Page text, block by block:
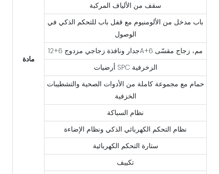
مادة
سقف من الألياف المركبة
باب مدخل من الألومنيوم مع قفل باب للتحكم الذكي في
الوصول
جدار ونافذة زجاجي مزدوج 6+12A+6 مم، زجاج مقسّى
أرضيات SPC الزخرفية
حمام مع مجموعة كاملة من الأدوات الصحية والتشطيبات
الخزفية
نظام السباكة
نظام التحكم الكهربائي الذكي ونظام الإضاءة
ستارة التحكم الكهربائية
تكييف